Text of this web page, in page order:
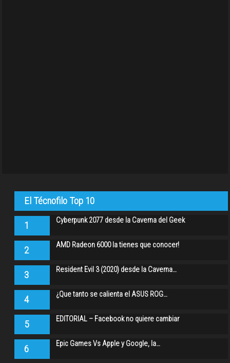
El Técnofilo Top 10
1 Cyberpunk 2077 desde la Caverna del Geek
2 AMD Radeon 6000 la tienes que conocer!
3 Resident Evil 3 (2020) desde la Caverna…
4 ¿Que tanto se calienta el ASUS ROG…
5 EDITORIAL – Facebook no quiere cambiar
6 Epic Games Vs Apple y Google, la…